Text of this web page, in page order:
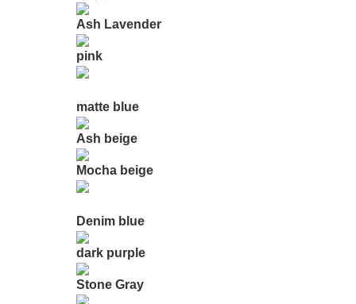
Ash Lavender
pink
matte blue
Ash beige
Mocha beige
Denim blue
dark purple
Stone Gray